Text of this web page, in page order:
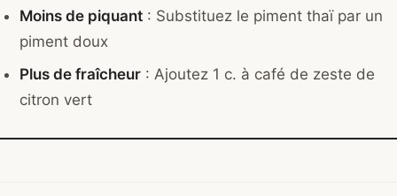
Moins de piquant : Substituez le piment thaï par un
piment doux
Plus de fraîcheur : Ajoutez 1 c. à café de zeste de
citron vert